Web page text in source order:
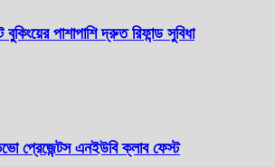
পাশাপাশি দ্রুত রিফান্ড সুবিধা
প্রেজেন্টস এনইউবি ক্লাব ফেস্ট